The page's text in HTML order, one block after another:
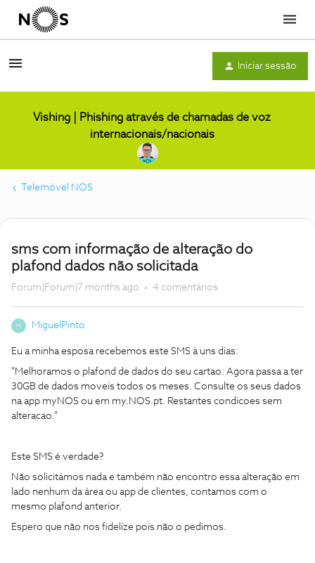
Menu
Iniciar sessão
Vishing | Phishing através de chamadas de voz
internacionais/nacionais
Telemóvel NOS
sms com informação de alteração do
plafond dados não solicitada
Forum|Forum|7 months ago 4 comentários
M MiguelPinto
Eu a minha esposa recebemos este SMS à uns dias:
"Melhoramos o plafond de dados do seu cartao. Agora passa a ter
30GB de dados moveis todos os meses. Consulte os seus dados
na app myNOS ou em my.NOS.pt. Restantes condicoes sem
alteracao."
Este SMS é verdade?
Não solicitámos nada e também não encontro essa alteração em
lado nenhum da área ou app de clientes, contamos com o
mesmo plafond anterior.
Espero que não nos fidelize pois não o pedimos.